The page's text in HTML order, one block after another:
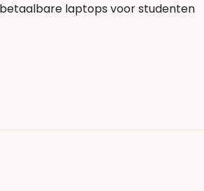
laptops voor studenten